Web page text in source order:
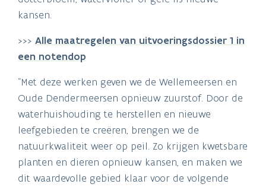
kansen.
>>> Alle maatregelen van uitvoeringsdossier 1 in
een notendop
“Met deze werken geven we de Wellemeersen en
Oude Dendermeersen opnieuw zuurstof. Door de
waterhuishouding te herstellen en nieuwe
leefgebieden te creëren, brengen we de
natuurkwaliteit weer op peil. Zo krijgen kwetsbare
planten en dieren opnieuw kansen, en maken we
dit waardevolle gebied klaar voor de volgende